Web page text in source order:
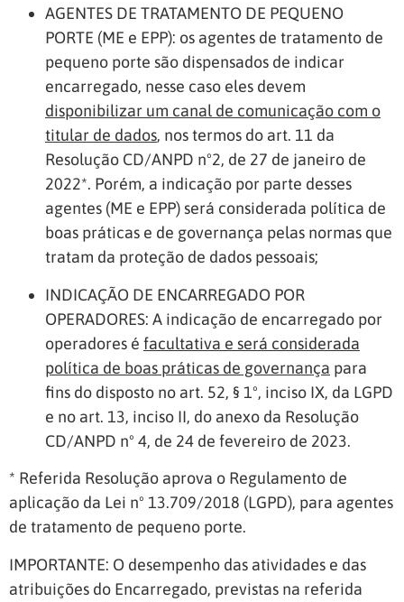
AGENTES DE TRATAMENTO DE PEQUENO
PORTE (ME e EPP): os agentes de tratamento de
pequeno porte são dispensados de indicar
encarregado, nesse caso eles devem
disponibilizar um canal de comunicação com o
titular de dados, nos termos do art. 11 da
Resolução CD/ANPD nº2, de 27 de janeiro de
2022*. Porém, a indicação por parte desses
agentes (ME e EPP) será considerada política de
boas práticas e de governança pelas normas que
tratam da proteção de dados pessoais;
INDICAÇÃO DE ENCARREGADO POR
OPERADORES: A indicação de encarregado por
operadores é facultativa e será considerada
política de boas práticas de governança para
fins do disposto no art. 52, § 1º, inciso IX, da LGPD
e no art. 13, inciso II, do anexo da Resolução
CD/ANPD nº 4, de 24 de fevereiro de 2023.
* Referida Resolução aprova o Regulamento de
aplicação da Lei nº 13.709/2018 (LGPD), para agentes
de tratamento de pequeno porte.
IMPORTANTE: O desempenho das atividades e das
atribuições do Encarregado, previstas na referida